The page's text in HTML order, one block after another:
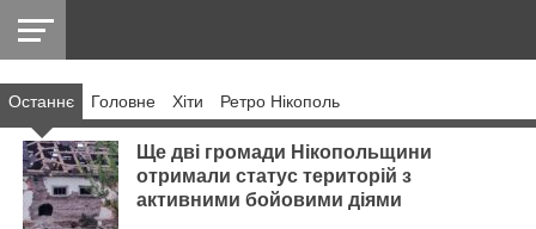
НІКОПОЛЬ
РАЙОН
СІЧЕСЛАВСЬКА
УКРАЇНА
РЕТРО
НІКОПОЛЬ
ЛАЙТ
УКРАЇНА
ДОПОМОГА
Останнє Головнe Хіти Ретро Нікополь
Ще дві громади Нікопольщини
отримали статус територій з
активними бойовими діями